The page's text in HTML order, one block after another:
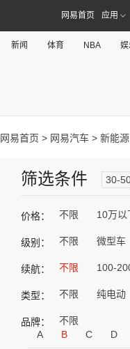
网易首页 应用
新闻 体育 NBA 娱
网易首页 > 网易汽车 > 新能源
筛选条件 30-
价格： 不限 10万以
级别： 不限 微型车
续航： 不限 100-
类型： 不限 纯电动
品牌：
不限
A
B C D